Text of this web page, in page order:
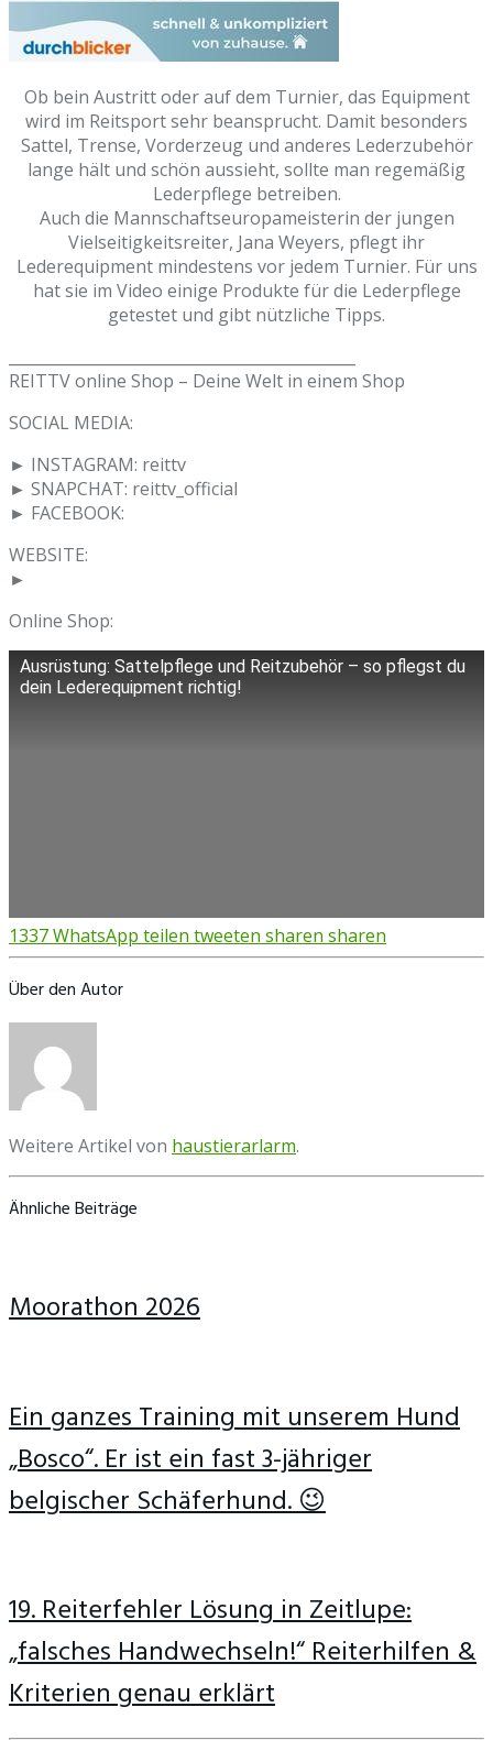
Ob bein Austritt oder auf dem Turnier, das Equipment
wird im Reitsport sehr beansprucht. Damit besonders
Sattel, Trense, Vorderzeug und anderes Lederzubehör
lange hält und schön aussieht, sollte man regemäßig
Lederpflege betreiben.
Auch die Mannschaftseuropameisterin der jungen
Vielseitigkeitsreiter, Jana Weyers, pflegt ihr
Lederequipment mindestens vor jedem Turnier. Für uns
hat sie im Video einige Produkte für die Lederpflege
getestet und gibt nützliche Tipps.
REITTV online Shop – Deine Welt in einem Shop
SOCIAL MEDIA:
► INSTAGRAM: reittv
► SNAPCHAT: reittv_official
► FACEBOOK:
WEBSITE:
►
Online Shop:
Ausrüstung: Sattelpflege und Reitzubehör – so pflegst du
dein Lederequipment richtig!
1337WhatsApp teilen tweeten sharen sharen
Über den Autor
Weitere Artikel von haustierarlarm.
Ähnliche Beiträge
Moorathon 2026
Ein ganzes Training mit unserem Hund
„Bosco“. Er ist ein fast 3-jähriger
belgischer Schäferhund. 😉
19. Reiterfehler Lösung in Zeitlupe:
„falsches Handwechseln!“ Reiterhilfen &
Kriterien genau erklärt